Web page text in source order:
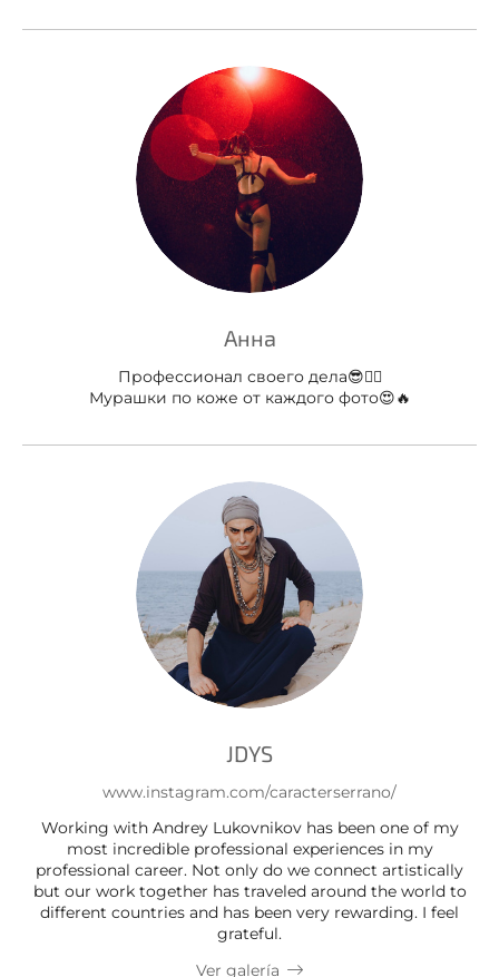
Анна
Профессионал своего дела😎👍🏻
Мурашки по коже от каждого фото😍🔥
JDYS
www.instagram.com/caracterserrano/
Working with Andrey Lukovnikov has been one of my
most incredible professional experiences in my
professional career. Not only do we connect artistically
but our work together has traveled around the world to
different countries and has been very rewarding. I feel
grateful.
Ver galería